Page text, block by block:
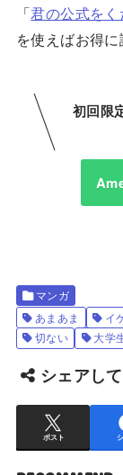
「君の公式を
を使えばお得に
初回限
マンガ
あまあま
イ
切ない
大学
シェアし
ポスト